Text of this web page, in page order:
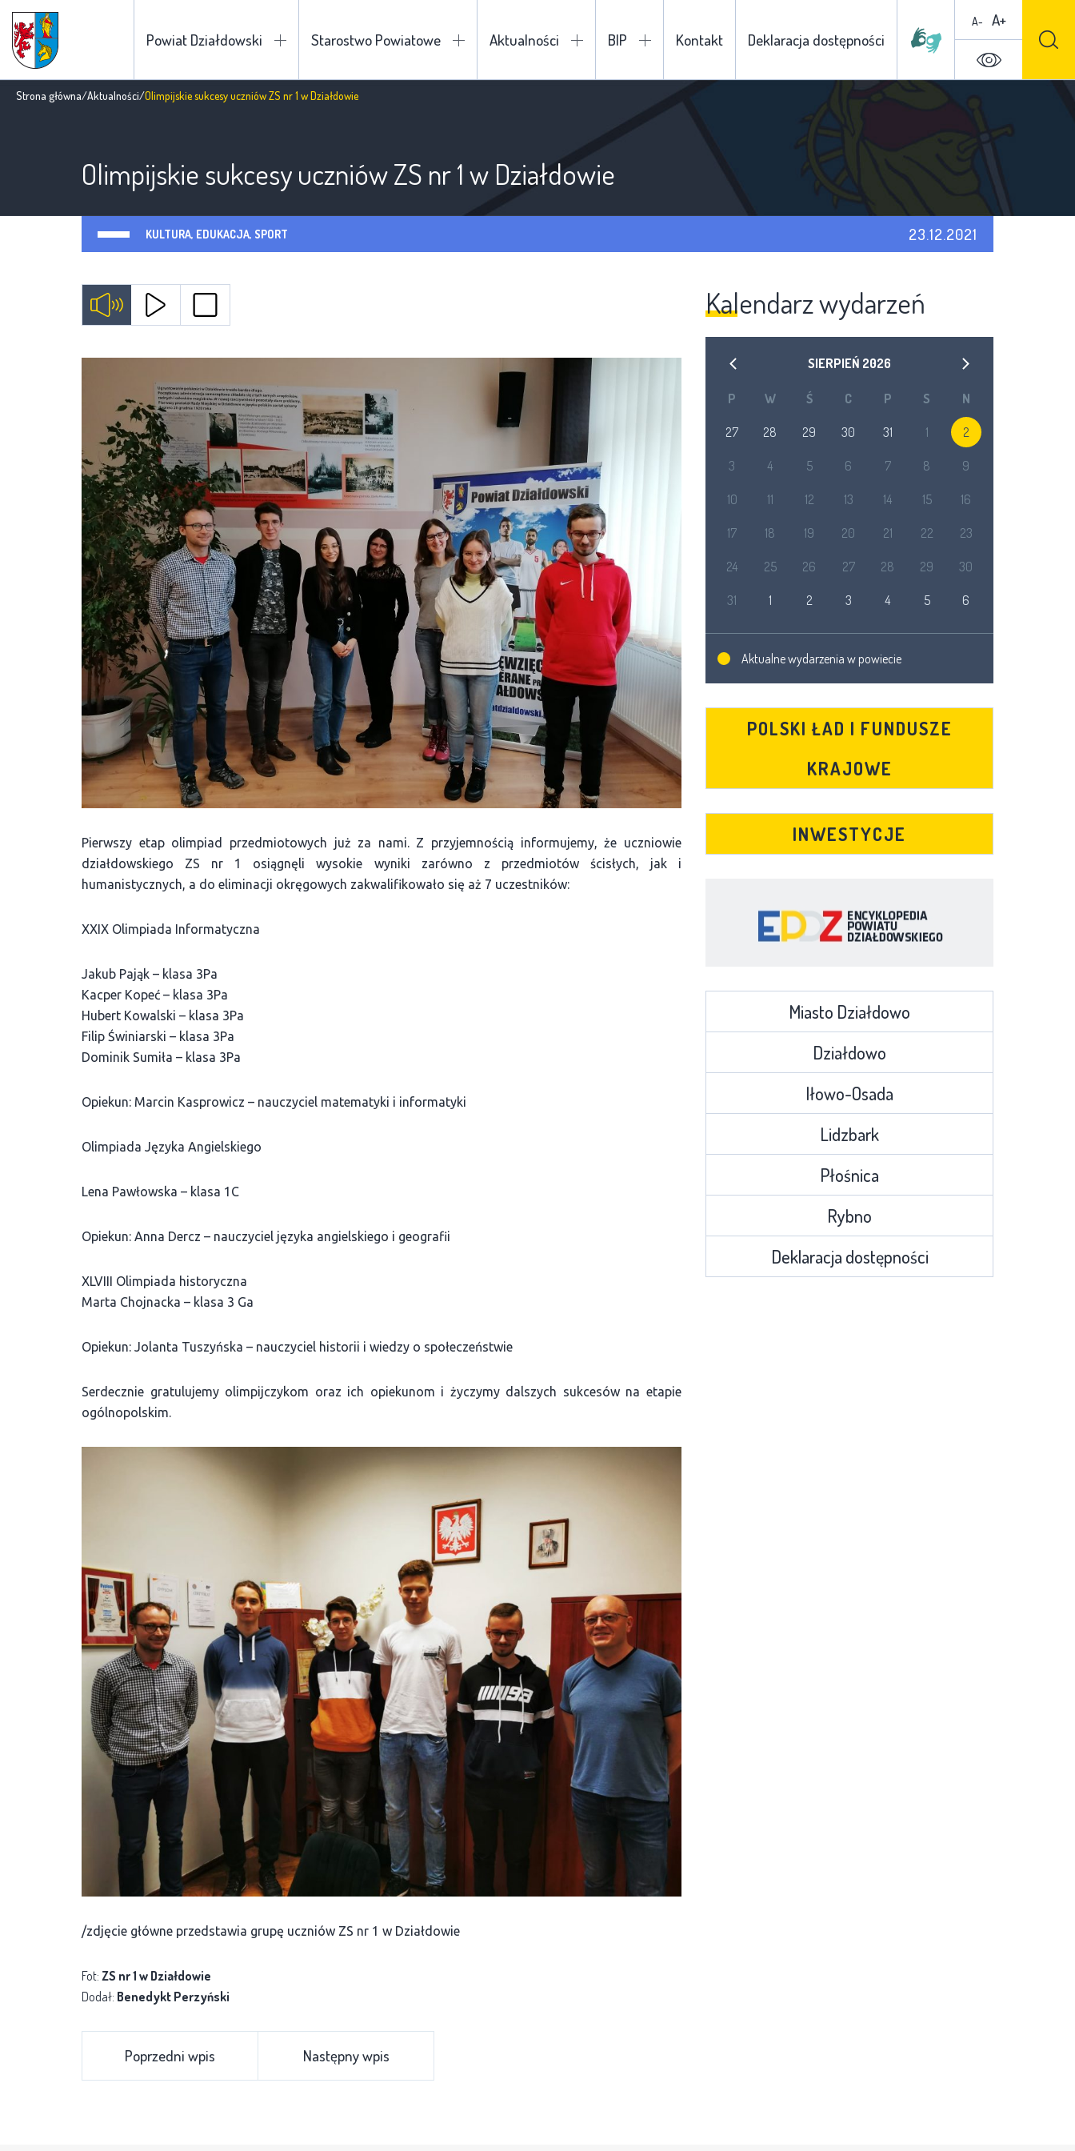
Powiat Działdowski Starostwo Powiatowe Aktualności BIP Kontakt Deklaracja dostępności
A- A+
Strona główna/Aktualności/Olimpijskie sukcesy uczniów ZS nr 1 w Działdowie
Olimpijskie sukcesy uczniów ZS nr 1 w Działdowie
KULTURA, EDUKACJA, SPORT 23.12.2021
Pierwszy etap olimpiad przedmiotowych już za nami. Z przyjemnością informujemy, że uczniowie
działdowskiego ZS nr 1 osiągnęli wysokie wyniki zarówno z przedmiotów ścisłych, jak i
humanistycznych, a do eliminacji okręgowych zakwalifikowało się aż 7 uczestników:
XXIX Olimpiada Informatyczna
Jakub Pająk – klasa 3Pa
Kacper Kopeć – klasa 3Pa
Hubert Kowalski – klasa 3Pa
Filip Świniarski – klasa 3Pa
Dominik Sumiła – klasa 3Pa
Opiekun: Marcin Kasprowicz – nauczyciel matematyki i informatyki
Olimpiada Języka Angielskiego
Lena Pawłowska – klasa 1C
Opiekun: Anna Dercz – nauczyciel języka angielskiego i geografii
XLVIII Olimpiada historyczna
Marta Chojnacka – klasa 3 Ga
Opiekun: Jolanta Tuszyńska – nauczyciel historii i wiedzy o społeczeństwie
Serdecznie gratulujemy olimpijczykom oraz ich opiekunom i życzymy dalszych sukcesów na etapie
ogólnopolskim.
/zdjęcie główne przedstawia grupę uczniów ZS nr 1 w Działdowie
Fot: ZS nr 1 w Działdowie
Dodał: Benedykt Perzyński
Poprzedni wpis Następny wpis
Kalendarz wydarzeń
SIERPIEŃ 2026
P W Ś C P S N
27 28 29 30 31 1 2
3 4 5 6 7 8 9
10 11 12 13 14 15 16
17 18 19 20 21 22 23
24 25 26 27 28 29 30
31 1 2 3 4 5 6
Aktualne wydarzenia w powiecie
POLSKI ŁAD I FUNDUSZE
KRAJOWE
INWESTYCJE
Miasto Działdowo
Działdowo
Iłowo-Osada
Lidzbark
Płośnica
Rybno
Deklaracja dostępności